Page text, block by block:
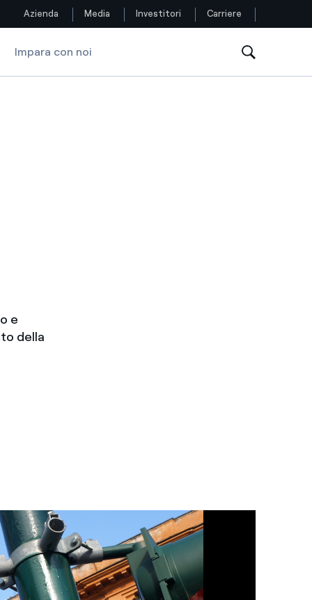
Seguici
Azienda Media Investitori Carriere
Impara con noi
e
della